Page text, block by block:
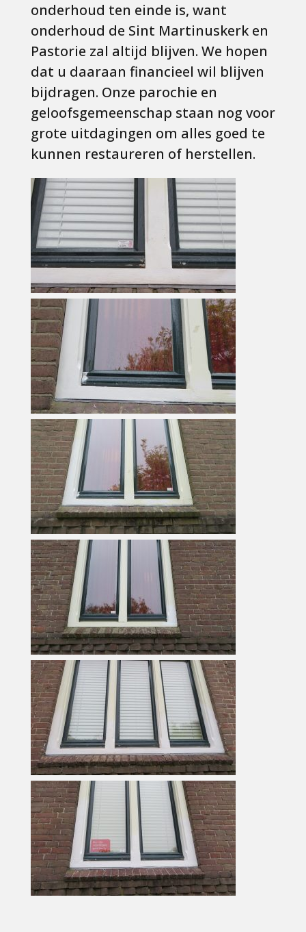
onderhoud ten einde is, want
onderhoud de Sint Martinuskerk en
Pastorie zal altijd blijven. We hopen
dat u daaraan financieel wil blijven
bijdragen. Onze parochie en
geloofsgemeenschap staan nog voor
grote uitdagingen om alles goed te
kunnen restaureren of herstellen.